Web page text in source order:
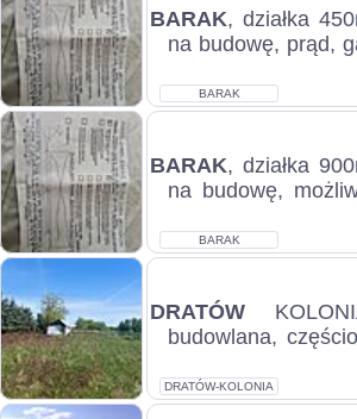
BARAK, działka
na budowę, prąd,
BARAK
BARAK, działka
na budowę,
BARAK
DRATÓW
budowlana,
Ni...
DRATÓW-KOLONIA